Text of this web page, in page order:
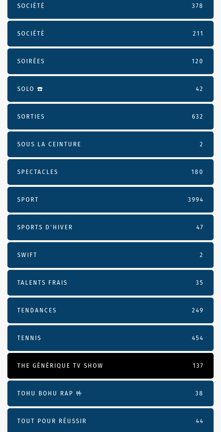
SOCIÉTÉ 378
SOCIÉTÉ 211
SOIRÉES 120
SOLO ☎️ 42
SORTIES 632
SOUS LA CEINTURE 2
SPECTACLES 180
SPORT 3994
SPORTS D'HIVER 47
SWIFT 2
TALENTS FRAIS 35
TENDANCES 249
TENNIS 454
THE GÉNÉRIQUE TV SHOW 137
TOHU BOHU RAP 🤟 38
TOUT POUR RÉUSSIR 44